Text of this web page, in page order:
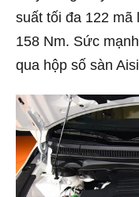
suất tối đa 122 mã
158 Nm. Sức
qua hộp số sàn